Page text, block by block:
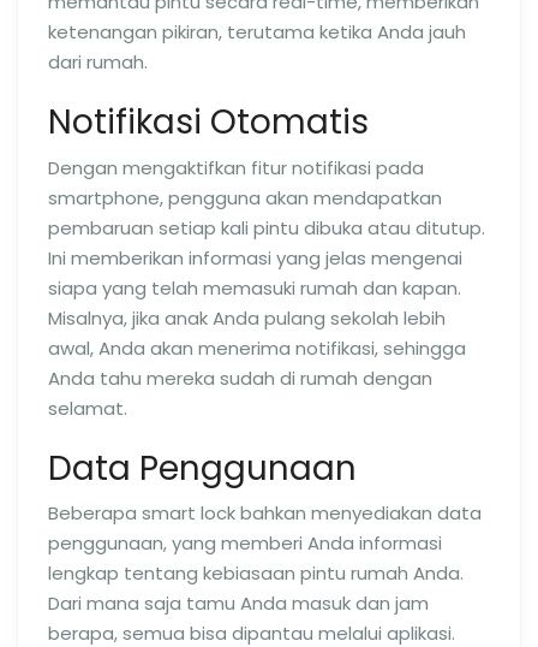
ketenangan pikiran, terutama ketika Anda jauh
dari rumah.
Notifikasi Otomatis
Dengan mengaktifkan fitur notifikasi pada
smartphone, pengguna akan mendapatkan
pembaruan setiap kali pintu dibuka atau ditutup.
Ini memberikan informasi yang jelas mengenai
siapa yang telah memasuki rumah dan kapan.
Misalnya, jika anak Anda pulang sekolah lebih
awal, Anda akan menerima notifikasi, sehingga
Anda tahu mereka sudah di rumah dengan
selamat.
Data Penggunaan
Beberapa smart lock bahkan menyediakan data
penggunaan, yang memberi Anda informasi
lengkap tentang kebiasaan pintu rumah Anda.
Dari mana saja tamu Anda masuk dan jam
berapa, semua bisa dipantau melalui aplikasi.